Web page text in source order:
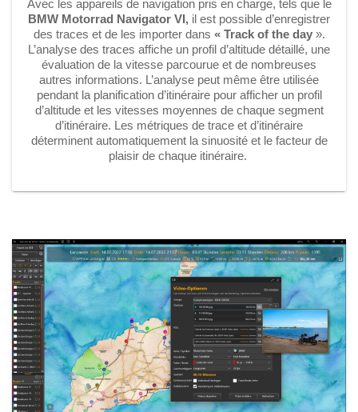
Avec les appareils de navigation pris en charge, tels que le
BMW Motorrad Navigator VI, il est possible d’enregistrer
des traces et de les importer dans « Track of the day».
L’analyse des traces affiche un profil d’altitude détaillé, une
évaluation de la vitesse parcourue et de nombreuses
autres informations. L’analyse peut même être utilisée
pendant la planification d’itinéraire pour afficher un profil
d’altitude et les vitesses moyennes de chaque segment
d’itinéraire. Les métriques de trace et d’itinéraire
déterminent automatiquement la sinuosité et le facteur de
plaisir de chaque itinéraire.